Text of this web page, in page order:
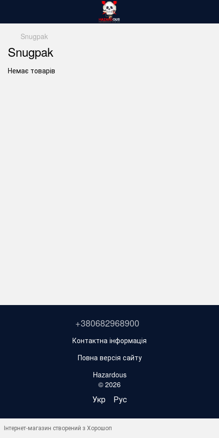
Snugpak
Snugpak
Немає товарів
+380682968900
Контактна інформація
Повна версія сайту
Hazardous
© 2026
Укр Рус
Інтернет-магазин створений з Хорошоп